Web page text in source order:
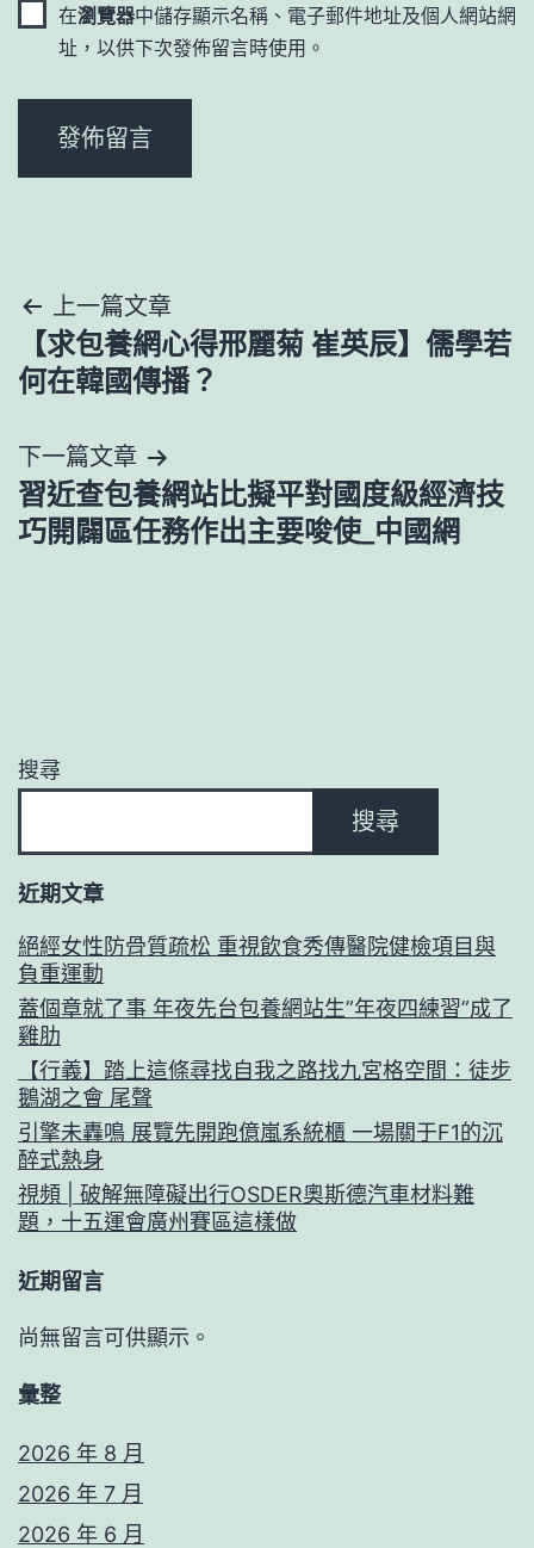
在瀏覽器中儲存顯示名稱、電子郵件地址及個人網站網
址，以供下次發佈留言時使用。
文
章
覽
上一篇文章
【求包養網心得邢麗菊 崔英辰】儒學若
何在韓國傳播？
下一篇文章
習近查包養網站比擬平對國度級經濟技
巧開闢區任務作出主要唆使_中國網
搜尋
搜尋
近期文章
絕經女性防骨質疏松 重視飲食秀傳醫院健檢項目與
負重運動
蓋個章就了事 年夜先台包養網站生”年夜四練習”成了
雞肋
【行義】踏上這條尋找自我之路找九宮格空間：徒步
鵝湖之會 尾聲
引擎未轟鳴 展覽先開跑億嵐系統櫃 一場關于F1的沉
醉式熱身
視頻 | 破解無障礙出行OSDER奧斯德汽車材料難
題，十五運會廣州賽區這樣做
近期留言
尚無留言可供顯示。
彙整
2026 年 8 月
2026 年 7 月
2026 年 6 月